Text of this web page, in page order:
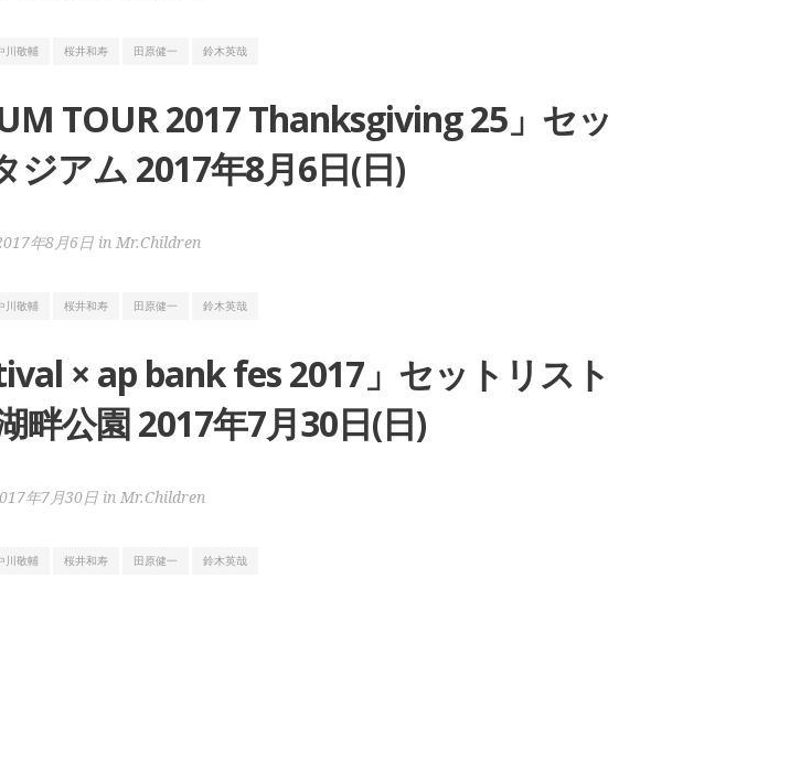
川敬輔 桜井和寿 田原健一 鈴木英哉
TOUR 2017 Thanksgiving 25」セッ
ジアム 2017年8月6日(日)
年8月6日in Mr.Children
川敬輔 桜井和寿 田原健一 鈴木英哉
× ap bank fes 2017」セットリスト
畔公園 2017年7月30日(日)
年7月30日in Mr.Children
川敬輔 桜井和寿 田原健一 鈴木英哉